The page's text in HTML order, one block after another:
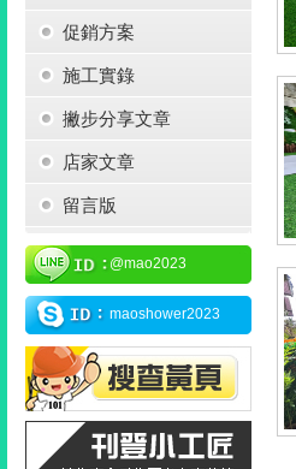
促銷方案
施工實錄
撇步分享文章
店家文章
留言版
@mao2023
maoshower2023